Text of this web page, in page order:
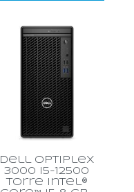
dell optiplex
3000 i5-12500
torre intel®